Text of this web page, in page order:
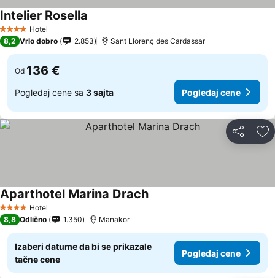
4 ZvezdiceHotel
Intelier Rosella
8,2 Vrlo dobro 2.853 Sant Llorenç des Cardassar
Od 136 €
Pogledaj cene sa 3 sajta Pogledaj cene
Deli
4 ZvezdiceHotel
Aparthotel Marina Drach
8,8 Odlično 1.350 Manakor
Izaberi datume da bi se prikazale
tačne cene
Pogledaj cene